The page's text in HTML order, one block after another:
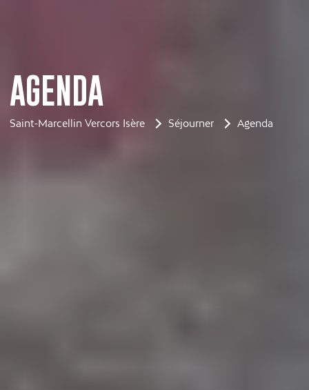
AGENDA
Saint-Marcellin Vercors Isère Séjourner Agenda